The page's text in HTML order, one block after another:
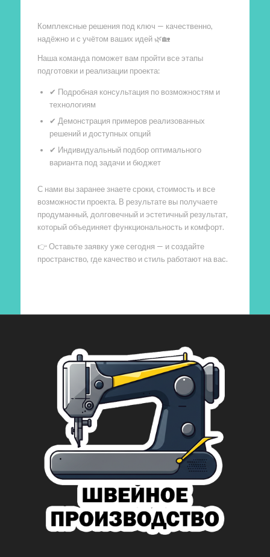
Комплексные решения под ключ — качественно,
надёжно и с учётом ваших идей 🌿🏡
Наша команда поможет вам пройти все этапы
подготовки и реализации проекта:
✔ Подробная консультация по возможностям и
технологиям
✔ Демонстрация примеров реализованных
решений и доступных опций
✔ Индивидуальный подбор оптимального
варианта под задачи и бюджет
С нами вы заранее знаете сроки, стоимость и все
возможности проекта. В результате вы получаете
продуманный, долговечный и эстетичный результат,
который объединяет функциональность и комфорт.
👉 Оставьте заявку уже сегодня — и создайте
пространство, где качество и стиль работают на вас.